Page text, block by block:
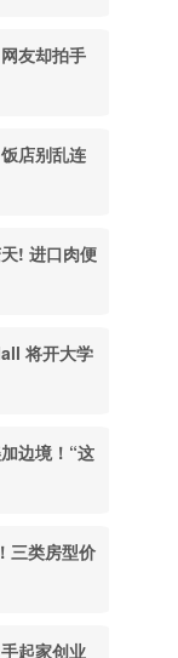
友却拍手
店别乱连
! 进口肉便
将开大学
边境！“这
三类房型价
起家创业